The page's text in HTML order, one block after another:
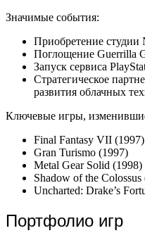
Значимые события:
Приобретение студии
Поглощение Guerrilla
Запуск сервиса
Стратегическое
развития облачных
Ключевые игры,
Final Fantasy VII (1997)
Gran Turismo (1997)
Metal Gear Solid (1998)
Shadow of the Colossus
Uncharted: Drake’s
Портфолио игр